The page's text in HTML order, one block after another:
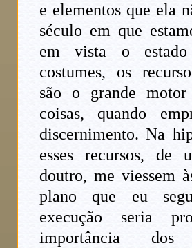
e elementos que ela
século em que
em vista o estado
costumes, os
são o grande
coisas, quando
discernimento. Na
esses recursos, de
doutro, me viessem
plano que eu
execução seria
importância